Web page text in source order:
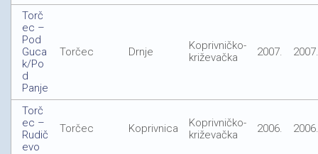
Torč
ec –
Pod
Guca
k/Po
d
Panje
Torčec Drnje
Koprivničko-
križevačka
2007. 2007.
Torč
ec –
Rudič
evo
Torčec Koprivnica
Koprivničko-
križevačka
2006. 2006.